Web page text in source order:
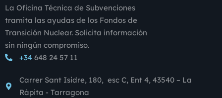
La Oficina Técnica de Subvenciones
tramita las ayudas de los Fondos de
Transición Nuclear. Solicita información
sin ningún compromiso.
+34648 24 57 11
Carrer Sant Isidre, 180, esc C, Ent 4, 43540 – La
Ràpita - Tarragona